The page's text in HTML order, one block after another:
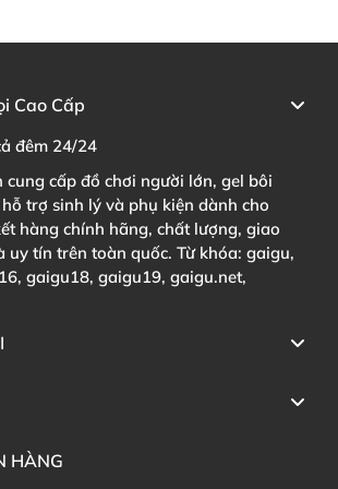
Cao Cấp
đêm 24/24
cung cấp đồ chơi người lớn, gel bôi
trợ sinh lý và phụ kiện dành cho
hàng chính hãng, chất lượng, giao
uy tín trên toàn quốc. Từ khóa: gaigu,
gaigu18, gaigu19, gaigu.net,
HÀNG